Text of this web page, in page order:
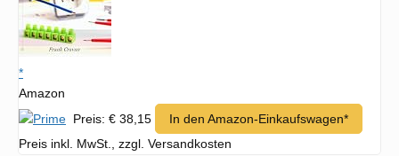
*
Amazon
Preis: € 38,15
In den Amazon-Einkaufswagen*
Preis inkl. MwSt., zzgl. Versandkosten